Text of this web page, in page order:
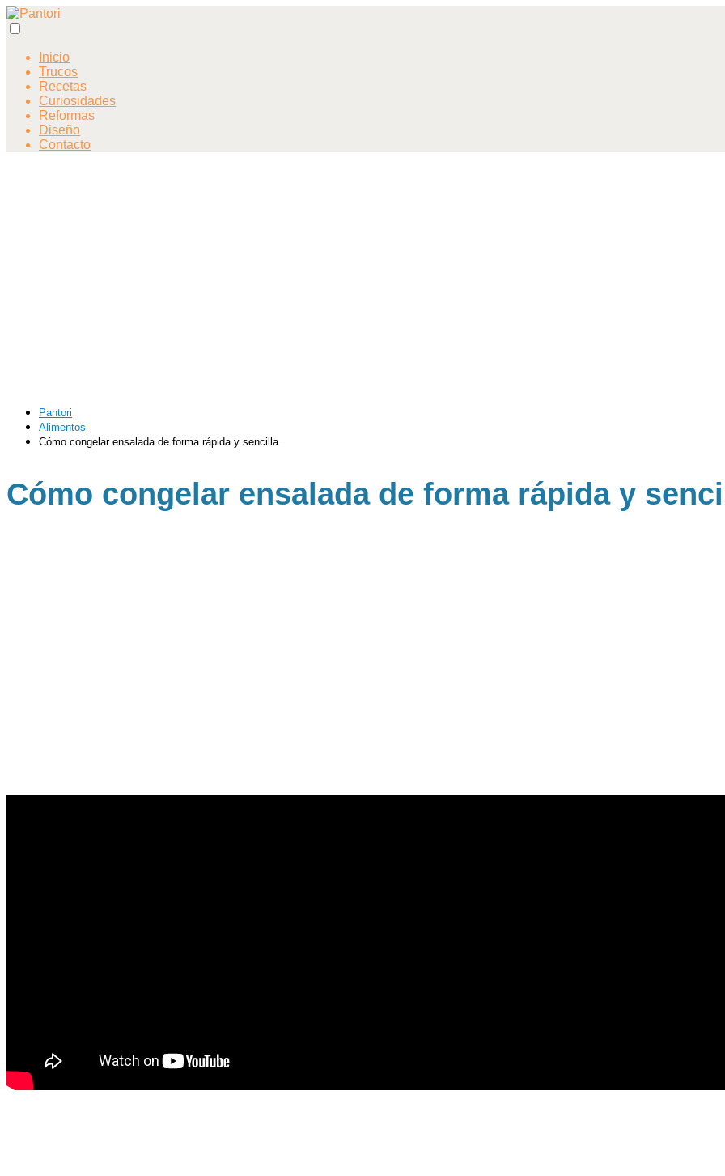
Inicio
Trucos
Recetas
Curiosidades
Reformas
Diseño
Contacto
Pantori
Alimentos
Cómo congelar ensalada de forma rápida y sencilla
Cómo congelar ensalada de forma rápida y